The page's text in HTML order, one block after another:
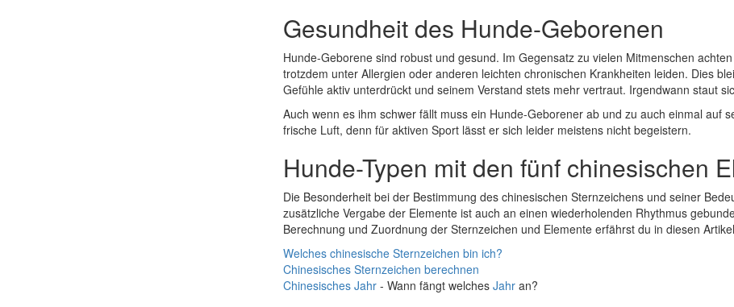
Gesundheit des Hunde-Geborenen
Hunde-Geborene sind robust und gesund. Im Gegensatz zu vielen Mitmenschen
trotzdem unter Allergien oder anderen leichten chronischen Krankheiten leiden. Dies
Gefühle aktiv unterdrückt und seinem Verstand stets mehr vertraut. Irgendwann staut
Auch wenn es ihm schwer fällt muss ein Hunde-Geborener ab und zu auch einmal auf
frische Luft, denn für aktiven Sport lässt er sich leider meistens nicht begeistern.
Hunde-Typen mit den fünf chinesischen
Die Besonderheit bei der Bestimmung des chinesischen Sternzeichens und seiner
zusätzliche Vergabe der Elemente ist auch an einen wiederholenden Rhythmus
Berechnung und Zuordnung der Sternzeichen und Elemente erfährst du in diesen
Welches chinesische Sternzeichen bin ich?
Chinesisches Sternzeichen berechnen
Chinesisches Jahr - Wann fängt welches Jahr an?